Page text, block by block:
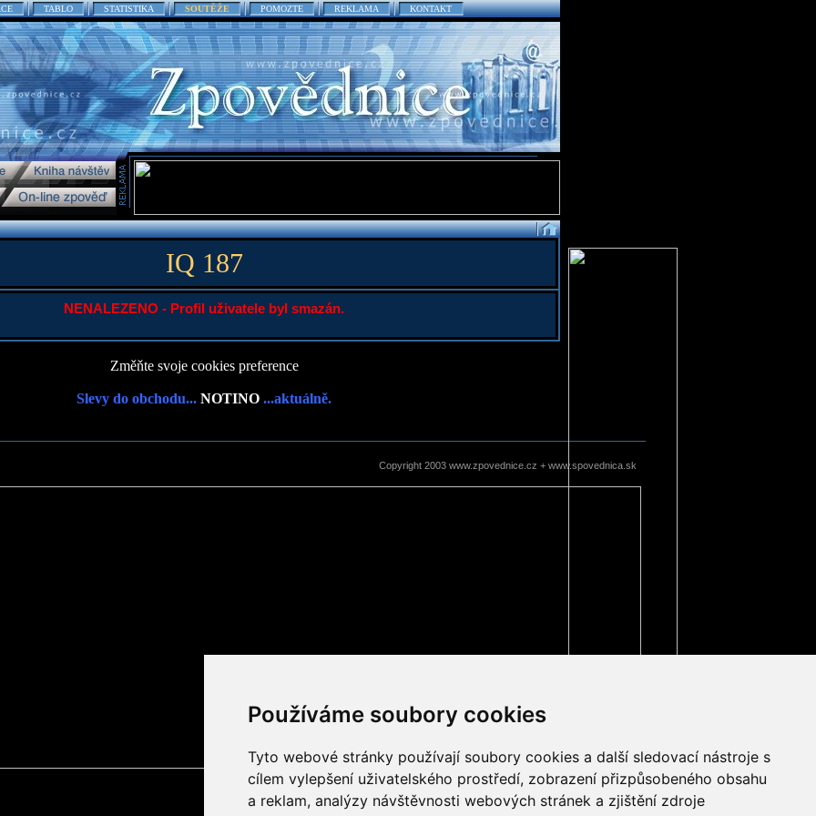
Používáme soubory cookies
Tyto webové stránky používají soubory cookies a další sledovací nástroje s
cílem vylepšení uživatelského prostředí, zobrazení přizpůsobeného obsahu
a reklam, analýzy návštěvnosti webových stránek a zjištění zdroje
TABLO STATISTIKA SOUTĚŽE POMOZTE REKLAMA KONTAKT
IQ 187
NENALEZENO - Profil uživatele byl smazán.
Změňte svoje cookies preference
Slevy do obchodu... NOTINO ...aktuálně.
Copyright 2003 www.zpovednice.cz + www.spovednica.sk